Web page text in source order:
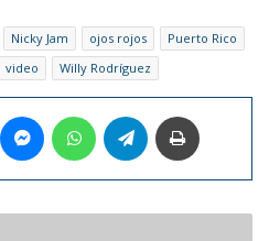
Nicky Jam ojos rojos
Puerto Rico
video Willy Rodríguez
LinkedIn MessengerWhatsAppTelegram